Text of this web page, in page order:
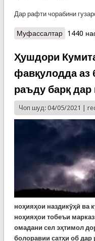
Дар рафти чорабини
Муфассалтаро Рӯзи
1440
Ҳушдори
фавқулодда аз
раъду барқ
Чоп шуд: 04/05/2021 |
ноҳияҳои наздикӯҳӣ ва
ноҳияҳои тобеъи
омадани сел эҳтимол
болоравии сатҳи об